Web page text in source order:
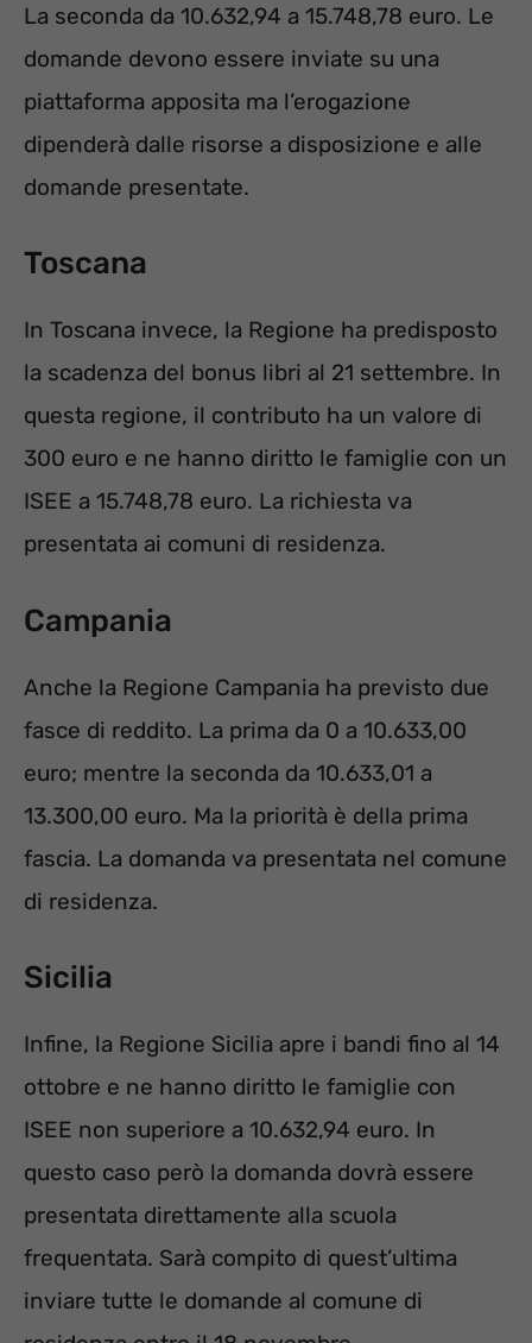
La seconda da 10.632,94 a 15.748,78 euro. Le
domande devono essere inviate su una
piattaforma apposita ma l’erogazione
dipenderà dalle risorse a disposizione e alle
domande presentate.
Toscana
In Toscana invece, la Regione ha predisposto
la scadenza del bonus libri al 21 settembre. In
questa regione, il contributo ha un valore di
300 euro e ne hanno diritto le famiglie con un
ISEE a 15.748,78 euro. La richiesta va
presentata ai comuni di residenza.
Campania
Anche la Regione Campania ha previsto due
fasce di reddito. La prima da 0 a 10.633,00
euro; mentre la seconda da 10.633,01 a
13.300,00 euro. Ma la priorità è della prima
fascia. La domanda va presentata nel comune
di residenza.
Sicilia
Infine, la Regione Sicilia apre i bandi fino al 14
ottobre e ne hanno diritto le famiglie con
ISEE non superiore a 10.632,94 euro. In
questo caso però la domanda dovrà essere
presentata direttamente alla scuola
frequentata. Sarà compito di quest’ultima
inviare tutte le domande al comune di